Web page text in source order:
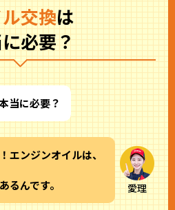
交換は
必要？
当に必要？
愛理
エンジンオイルは、
るんです。